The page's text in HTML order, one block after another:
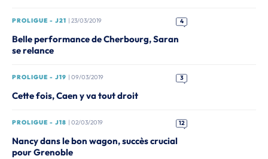
PROLIGUE - J21 | 23/03/2019 4
Belle performance de Cherbourg, Saran
se relance
PROLIGUE - J19 | 09/03/2019 3
Cette fois, Caen y va tout droit
PROLIGUE - J18 | 02/03/2019 12
Nancy dans le bon wagon, succès crucial
pour Grenoble